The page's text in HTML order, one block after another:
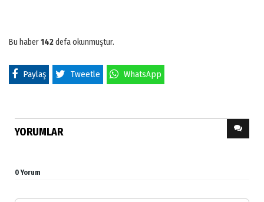
Bu haber142defa okunmuştur.
Paylaş Tweetle WhatsApp
YORUMLAR
0 Yorum